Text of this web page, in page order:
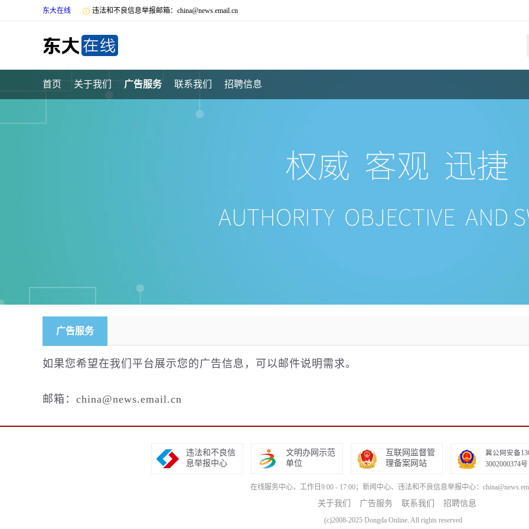
东大在线  违法和不良信息举报邮箱：china@news.email.cn
首页 关于我们 广告服务 联系我们 招聘信息
广告服务
如果您希望在我们平台展示您的广告信息，可以邮件说明需求。
邮箱：china@news.email.cn
违法和不良信
息举报中心
文明办网示范
单位
互联网监督管
理备案网站
冀公网安备
3002000374号
在线服务中心，工作日9:00 - 17:00；新闻中心、违法和不良信息举报中心：
关于我们 广告服务 联系我们 招聘信息
(c)2008-2025 Dongda Online. All rights reserved